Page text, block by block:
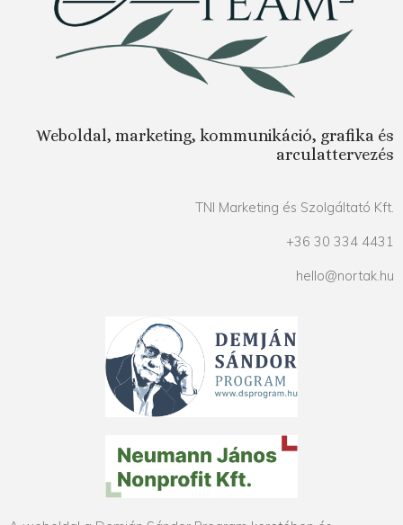
Weboldal, marketing, kommunikáció, grafika és
arculattervezés
TNI Marketing és Szolgáltató Kft.
+36 30 334 4431
hello@nortak.hu